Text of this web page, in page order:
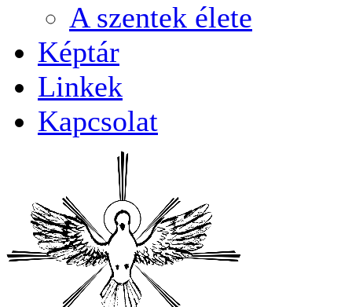
A szentek élete
Képtár
Linkek
Kapcsolat